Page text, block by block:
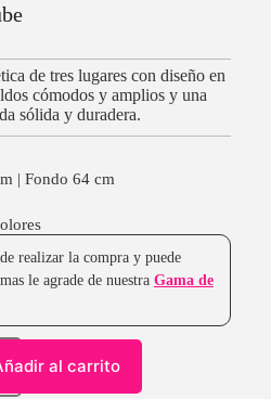
de tres lugares con diseño en
cómodos y amplios y una
sólida y duradera.
| Fondo 64 cm
realizar la compra y puede
le agrade de nuestra Gama de
al carrito